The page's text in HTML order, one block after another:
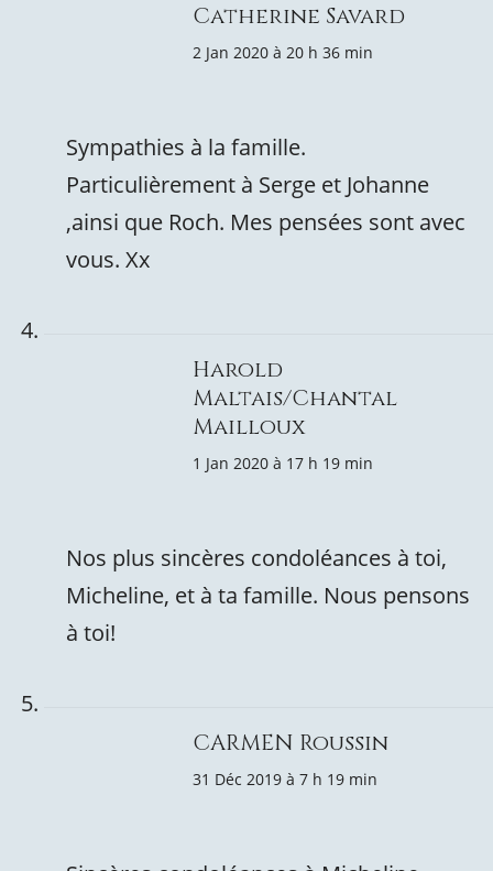
Catherine Savard
2 Jan 2020 à 20 h 36 min
Sympathies à la famille.
Particulièrement à Serge et Johanne
,ainsi que Roch. Mes pensées sont avec
vous. Xx
Harold
Maltais/Chantal
Mailloux
1 Jan 2020 à 17 h 19 min
Nos plus sincères condoléances à toi,
Micheline, et à ta famille. Nous pensons
à toi!
CARMEN Roussin
31 Déc 2019 à 7 h 19 min